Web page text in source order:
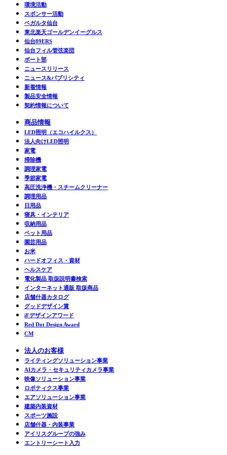
環境活動
スポンサー活動
ベガルタ仙台
東北楽天ゴールデンイーグルス
仙台89ERS
仙台フィル管弦楽団
ボート部
ニュースリリース
ニュース&パブリシティ
新着情報
製品安全情報
契約情報について
商品情報
LED照明（エコハイルクス）
法人向けLED照明
家電
掃除機
調理家電
季節家電
高圧洗浄機・スチームクリーナー
調理用品
日用品
寝具・インテリア
収納用品
ペット用品
園芸用品
お米
ハードオフィス・資材
ヘルスケア
電化製品 取扱説明書検索
インターネット通販 取扱商品
店舗什器カタログ
グッドデザイン賞
iFデザインアワード
Red Dot Design Award
CM
法人のお客様
ライティングソリューション事業
AIカメラ・セキュリティカメラ事業
映像ソリューション事業
ロボティクス事業
エアソリューション事業
建築内装資材
スポーツ施設
店舗什器・内装事業
アイリスグループの強み
エントリーシート入力